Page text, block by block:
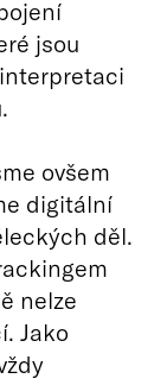
jsou
ovšem
digitální
děl.
nelze
Jako